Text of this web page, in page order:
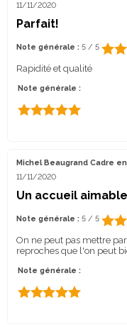
11/11/2020
Parfait!
Note générale : 5 / 5
Rapidité et qualité
Note générale :
Michel Beaugrand Cadre
11/11/2020
Un accueil
Note générale : 5 / 5
On ne peut pas mettre
reproches que l'on peut
Note générale :